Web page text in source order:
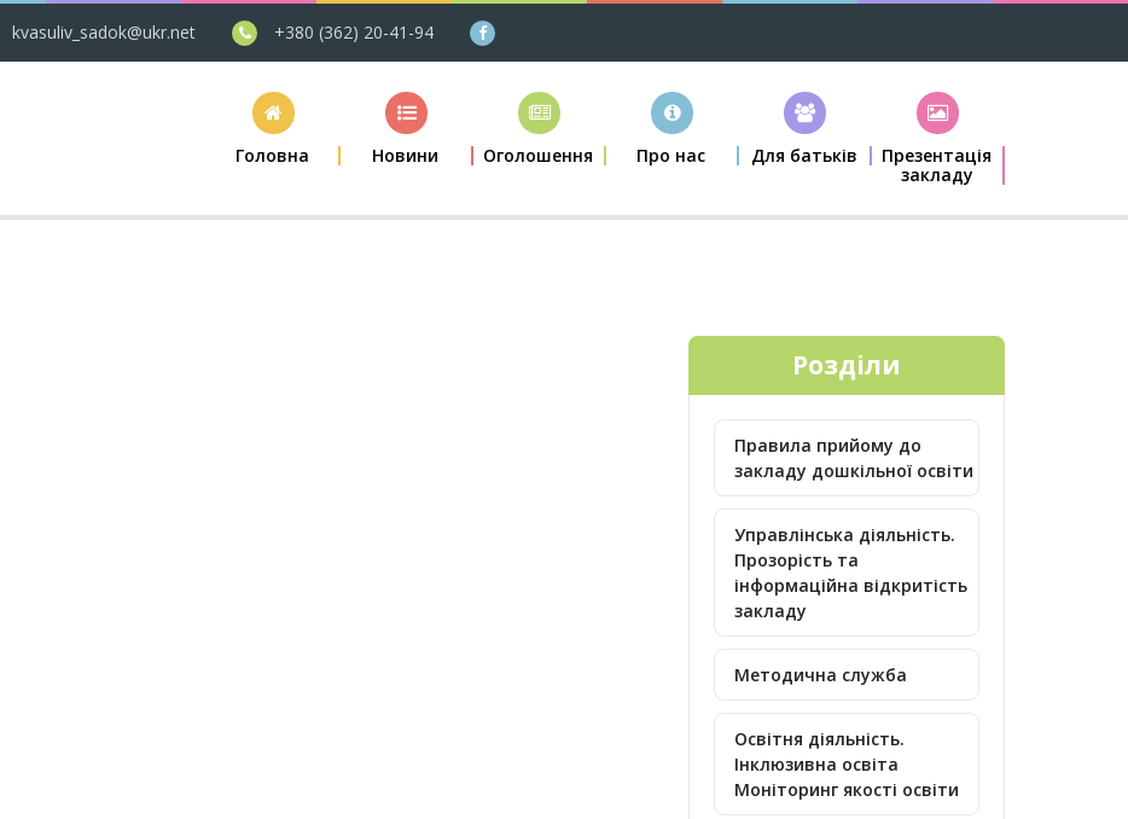
kvasuliv_sadok@ukr.net +380 (362) 20-41-94
Головна Новини Оголошення Про нас Для батьків
Презентація
закладу
Розділи
Правила прийому до
закладу дошкільної освіти
Управлінська діяльність.
Прозорість та
інформаційна відкритість
закладу
Методична служба
Освітня діяльність.
Інклюзивна освіта
Моніторинг якості освіти